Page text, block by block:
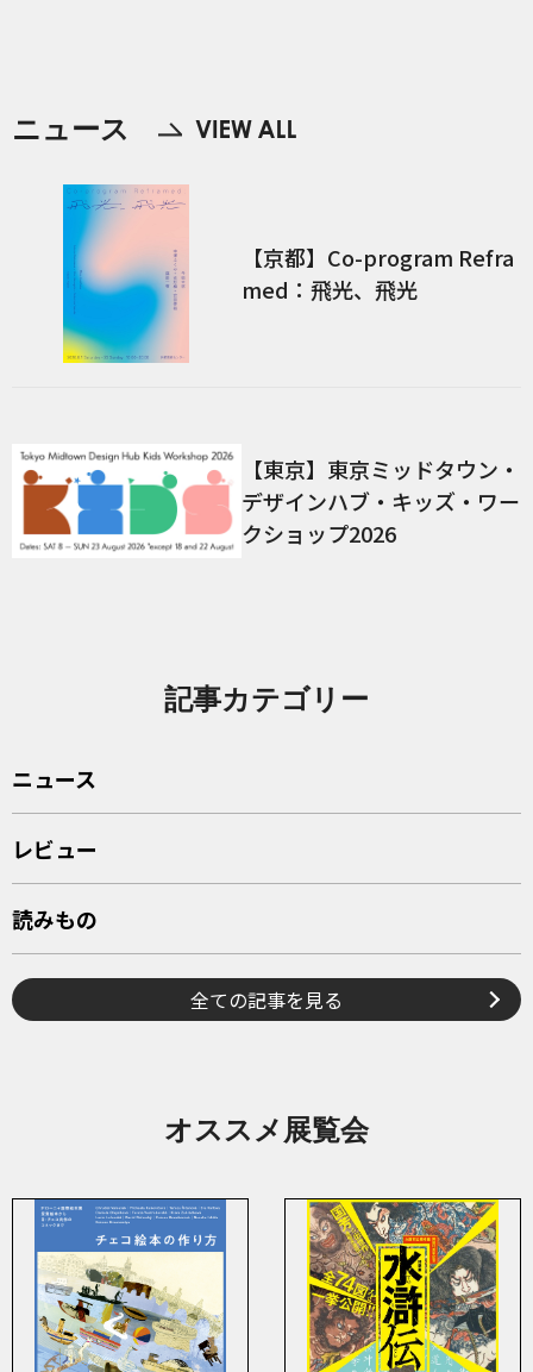
ニュース
【京都】Co-program Refra
med：飛光、飛光
【東京】東京ミッドタウン・
デザインハブ・キッズ・ワー
クショップ2026
記事カテゴリー
ニュース
レビュー
読みもの
全ての記事を見る
オススメ展覧会